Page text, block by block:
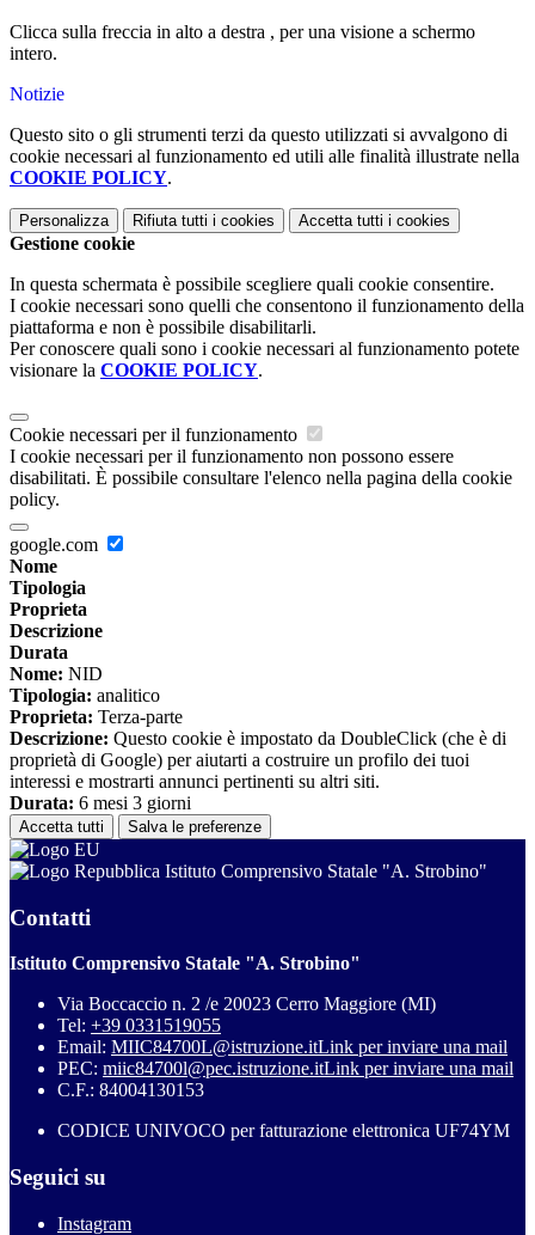
Clicca sulla freccia in alto a destra , per una visione a schermo
intero.
Notizie
Questo sito o gli strumenti terzi da questo utilizzati si avvalgono di
cookie necessari al funzionamento ed utili alle finalità illustrate nella
COOKIE POLICY.
Personalizza Rifiuta tutti i cookies Accetta tutti i cookies
Gestione cookie
In questa schermata è possibile scegliere quali cookie consentire.
I cookie necessari sono quelli che consentono il funzionamento della
piattaforma e non è possibile disabilitarli.
Per conoscere quali sono i cookie necessari al funzionamento potete
visionare la COOKIE POLICY.
Cookie necessari per il funzionamento
I cookie necessari per il funzionamento non possono essere
disabilitati. È possibile consultare l'elenco nella pagina della cookie
policy.
google.com
Nome
Tipologia
Proprieta
Descrizione
Durata
Nome: NID
Tipologia: analitico
Proprieta: Terza-parte
Descrizione: Questo cookie è impostato da DoubleClick (che è di
proprietà di Google) per aiutarti a costruire un profilo dei tuoi
interessi e mostrarti annunci pertinenti su altri siti.
Durata: 6 mesi 3 giorni
Accetta tutti Salva le preferenze
Istituto Comprensivo Statale "A. Strobino"
Contatti
Istituto Comprensivo Statale "A. Strobino"
Via Boccaccio n. 2 /e 20023 Cerro Maggiore (MI)
Tel: +39 0331519055
Email: MIIC84700L@istruzione.itLink per inviare una mail
PEC: miic84700l@pec.istruzione.itLink per inviare una mail
C.F.: 84004130153
CODICE UNIVOCO per fatturazione elettronica UF74YM
Seguici su
Instagram